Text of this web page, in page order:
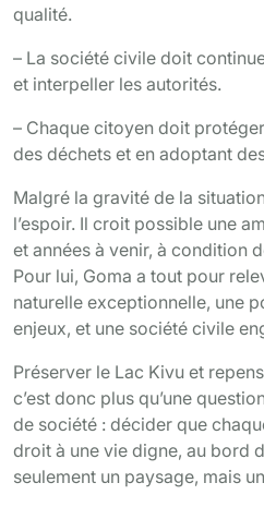
qualité.
– La société civile doit
et interpeller les autorités.
– Chaque citoyen doit
des déchets et en adoptant
Malgré la gravité de la
l’espoir. Il croit possible une
et années à venir, à condition
Pour lui, Goma a tout pour
naturelle exceptionnelle, une
enjeux, et une société civile
Préserver le Lac Kivu et
c’est donc plus qu’une
de société : décider que
droit à une vie digne, au bord
seulement un paysage, mais